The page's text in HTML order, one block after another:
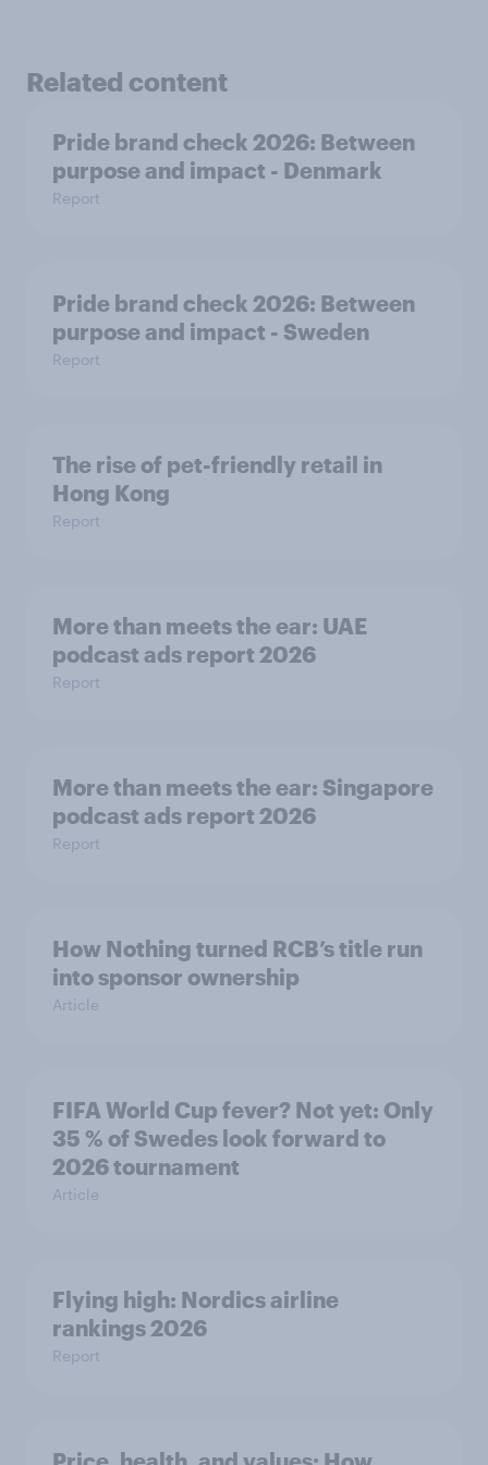
Related content
Pride brand check 2026: Between
purpose and impact - Denmark
Report
Pride brand check 2026: Between
purpose and impact - Sweden
Report
The rise of pet-friendly retail in
Hong Kong
Report
More than meets the ear: UAE
podcast ads report 2026
Report
More than meets the ear: Singapore
podcast ads report 2026
Report
How Nothing turned RCB’s title run
into sponsor ownership
Article
FIFA World Cup fever? Not yet: Only
35 % of Swedes look forward to
2026 tournament
Article
Flying high: Nordics airline
rankings 2026
Report